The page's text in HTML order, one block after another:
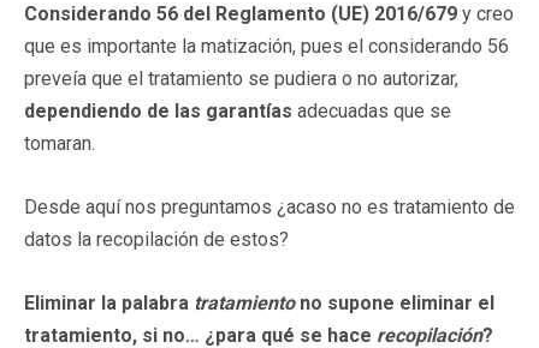
Considerando 56 del Reglamento (UE) 2016/679 y creo
que es importante la matización, pues el considerando 56
preveía que el tratamiento se pudiera o no autorizar,
dependiendo de las garantías adecuadas que se
tomaran.
Desde aquí nos preguntamos ¿acaso no es tratamiento de
datos la recopilación de estos?
Eliminar la palabra tratamiento no supone eliminar el
tratamiento, si no… ¿para qué se hace recopilación?